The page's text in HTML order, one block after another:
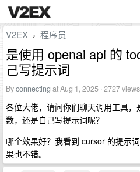
V2EX › 程序员
是使用 openai api 的
己写提示词
Byconnecting at Aug 1, 2025 · 2727 views
各位大佬，请问你们聊天调用工具
数，还是自己写提示词呢？
哪个效果好？我看到 cursor 的提示
果也不错。